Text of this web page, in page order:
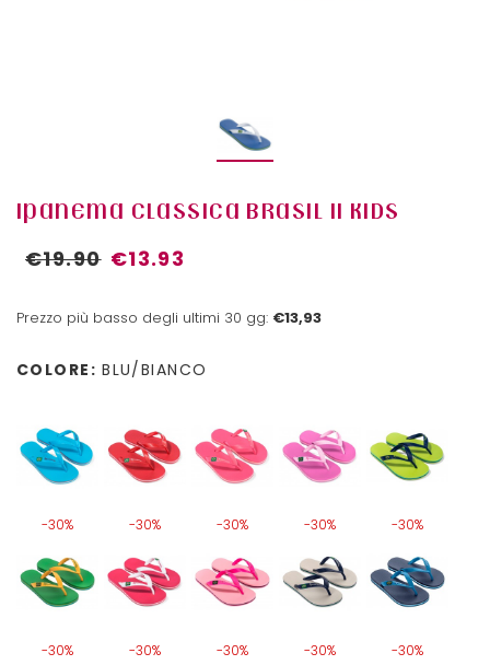
IPANEMA CLASSICA BRASIL II KIDS
€19.90 €13.93
Prezzo più basso degli ultimi 30 gg: €13,93
COLORE: BLU/BIANCO
-30% -30% -30% -30% -30%
-30% -30% -30% -30% -30%